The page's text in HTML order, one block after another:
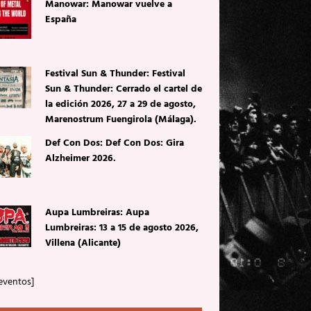
Manowar: Manowar vuelve a
España
Festival Sun & Thunder: Festival
Sun & Thunder: Cerrado el cartel de
la edición 2026, 27 a 29 de agosto,
Marenostrum Fuengirola (Málaga).
Def Con Dos: Def Con Dos: Gira
Alzheimer 2026.
Aupa Lumbreiras: Aupa
Lumbreiras: 13 a 15 de agosto 2026,
Villena (Alicante)